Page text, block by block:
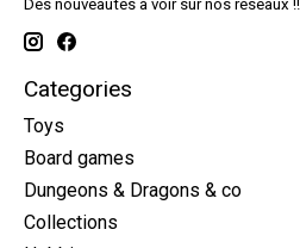
Des nouveautés à voir sur nos réseaux !!
Categories
Toys
Board games
Dungeons & Dragons & co
Collections